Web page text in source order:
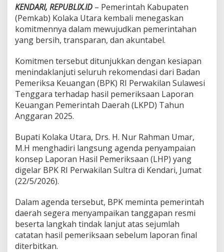
t
m
e
T
t
a
K
e
l
o
B
r
s
i
i
a
p
J
KENDARI, REPUBLIX.ID – Pemerintah Kabupaten
(Pemkab) Kolaka Utara kembali menegaskan
komitmennya dalam mewujudkan pemerintahan
yang bersih, transparan, dan akuntabel.
Komitmen tersebut ditunjukkan dengan kesiapan
menindaklanjuti seluruh rekomendasi dari Badan
Pemeriksa Keuangan (BPK) RI Perwakilan Sulawesi
Tenggara terhadap hasil pemeriksaan Laporan
Keuangan Pemerintah Daerah (LKPD) Tahun
Anggaran 2025.
Bupati Kolaka Utara, Drs. H. Nur Rahman Umar,
M.H menghadiri langsung agenda penyampaian
konsep Laporan Hasil Pemeriksaan (LHP) yang
digelar BPK RI Perwakilan Sultra di Kendari, Jumat
(22/5/2026).
Dalam agenda tersebut, BPK meminta pemerintah
daerah segera menyampaikan tanggapan resmi
beserta langkah tindak lanjut atas sejumlah
catatan hasil pemeriksaan sebelum laporan final
diterbitkan.